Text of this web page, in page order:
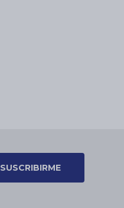
SUSCRIBIRME